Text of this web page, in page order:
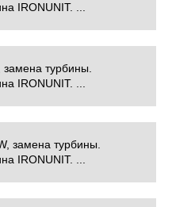
IRONUNIT. ...
замена турбины.
IRONUNIT. ...
замена турбины.
IRONUNIT. ...